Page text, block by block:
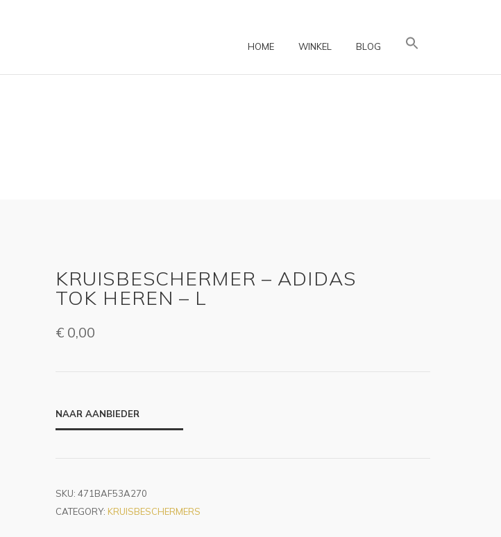
HOME WINKEL BLOG
KRUISBESCHERMER – ADIDAS
TOK HEREN – L
€ 0,00
NAAR AANBIEDER
SKU: 471BAF53A270
CATEGORY: KRUISBESCHERMERS